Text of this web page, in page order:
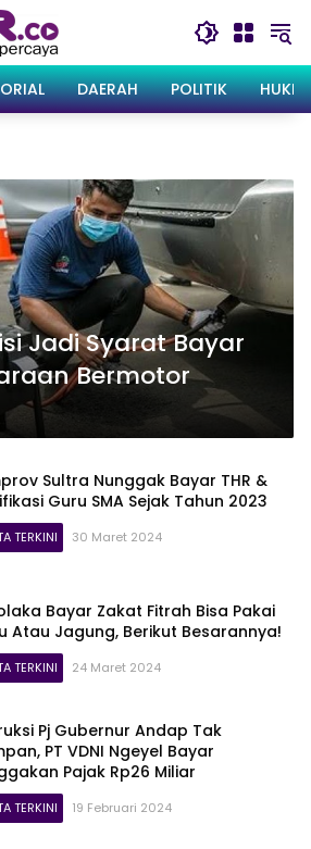
DAERAH POLITIK
Jadi Syarat Bayar
Bermotor
Sultra Nunggak Bayar THR &
Guru SMA Sejak Tahun 2023
TERKINI 30 Maret 2024
Bayar Zakat Fitrah Bisa Pakai
Atau Jagung, Berikut Besarannya!
TERKINI 24 Maret 2024
Pj Gubernur Andap Tak
PT VDNI Ngeyel Bayar
Pajak Rp26 Miliar
TERKINI 19 Februari 2024